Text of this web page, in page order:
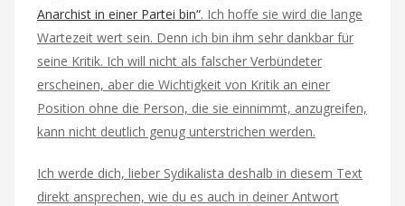
Anarchist in einer Partei bin“. Ich hoffe sie wird die lange
Wartezeit wert sein. Denn ich bin ihm sehr dankbar für
seine Kritik. Ich will nicht als falscher Verbündeter
erscheinen, aber die Wichtigkeit von Kritik an einer
Position ohne die Person, die sie einnimmt, anzugreifen,
kann nicht deutlich genug unterstrichen werden.
Ich werde dich, lieber Sydikalista deshalb in diesem Text
direkt ansprechen, wie du es auch in deiner Antwort